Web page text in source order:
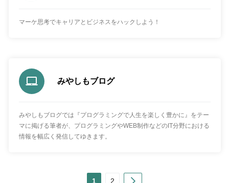
マーケ思考でキャリアとビジネスをハックしよう！
みやしもブログ
みやしもブログでは『プログラミングで人生を楽しく豊かに』をテー
マに掲げる筆者が、プログラミングやWEB制作などのIT分野における
情報を幅広く発信してゆきます。
1 2